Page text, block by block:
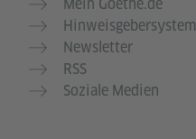
Hinweisgebersystem
Newsletter
RSS
Soziale Medien